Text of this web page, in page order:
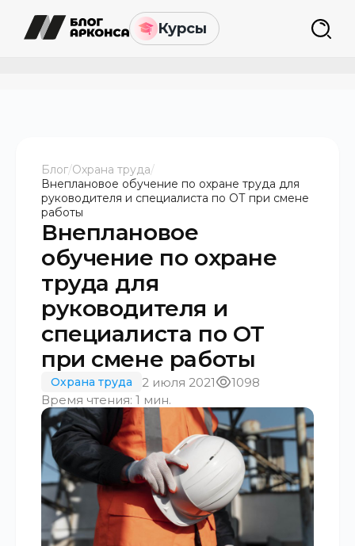
Курсы
Блог/Охрана труда/
Внеплановое обучение по охране труда для
руководителя и специалиста по ОТ при смене
работы
Внеплановое
обучение по охране
труда для
руководителя и
специалиста по ОТ
при смене работы
Охрана труда 2 июля 2021
1098
Время чтения: 1 мин.